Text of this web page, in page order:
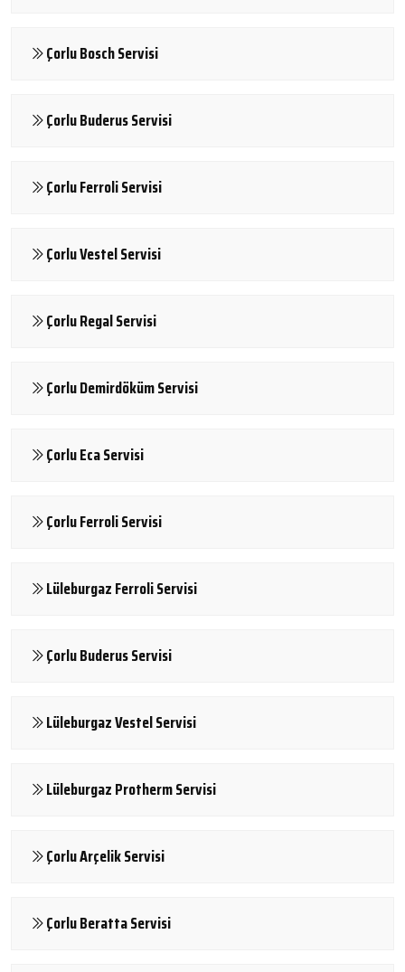
Çorlu Bosch Servisi
Çorlu Buderus Servisi
Çorlu Ferroli Servisi
Çorlu Vestel Servisi
Çorlu Regal Servisi
Çorlu Demirdöküm Servisi
Çorlu Eca Servisi
Çorlu Ferroli Servisi
Lüleburgaz Ferroli Servisi
Çorlu Buderus Servisi
Lüleburgaz Vestel Servisi
Lüleburgaz Protherm Servisi
Çorlu Arçelik Servisi
Çorlu Beratta Servisi